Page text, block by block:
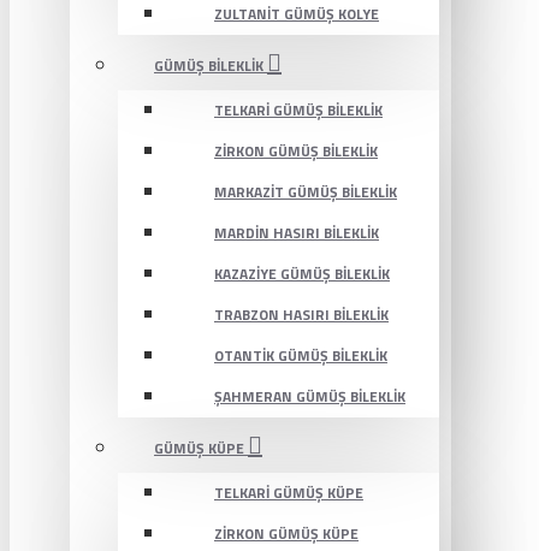
ZULTANIT GÜMÜŞ KOLYE
GÜMÜŞ BILEKLIK
TELKARI GÜMÜŞ BILEKLIK
ZIRKON GÜMÜŞ BILEKLIK
MARKAZIT GÜMÜŞ BILEKLIK
MARDIN HASIRI BILEKLIK
KAZAZIYE GÜMÜŞ BILEKLIK
TRABZON HASIRI BILEKLIK
OTANTIK GÜMÜŞ BILEKLIK
ŞAHMERAN GÜMÜŞ BILEKLIK
GÜMÜŞ KÜPE
TELKARI GÜMÜŞ KÜPE
ZIRKON GÜMÜŞ KÜPE